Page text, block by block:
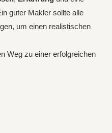
guter Makler sollte alle
um einen realistischen
Weg zu einer erfolgreichen